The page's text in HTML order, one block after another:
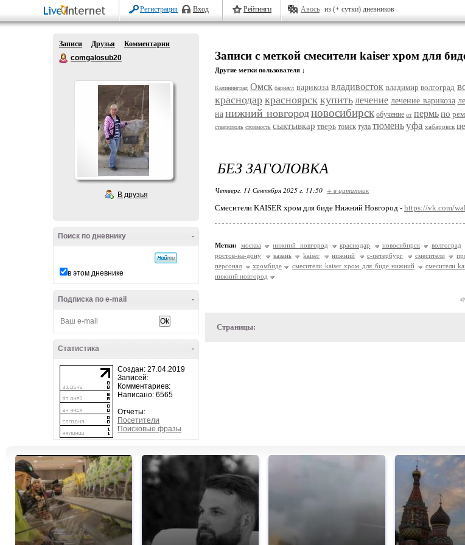
Регистрация Вход Рейтинги Авось из (+ сутки) дневников
Записи Друзья
Комментарии
comgalosub20
В друзья
-
Поиск по дневнику
в этом дневнике
-
Подписка по e-mail
-
Статистика
Создан: 27.04.2019
Записей:
Комментариев:
Написано: 6565
Отчеты:
Посетители
Поисковые фразы
Записи с меткой смесители kaiser хром для
Другие метки пользователя ↓
Калининград Омск барнаул варикоза владивосток владимир волгоград
краснодар красноярск купить лечение лечение варикоза
на нижний новгородновосибирск обучение от пермь по
ставрополь стоимость сыктывкар тверь томск тула тюменьуфа хабаровск
БЕЗ ЗАГОЛОВКА
Четверг, 11 Сентября 2025 г. 11:50 + в цитатник
Смесители KAISER хром для биде Нижний Новгород - https://vk.com/
Метки: москва нижний новгород краснодар новосибирск волгоград
ростов-на-дону
казань kaiser нижний с-петербург смесители
персонал
хромбиде смесители kaiser хром для биде нижний
смесители
нижний новгород
Страницы: